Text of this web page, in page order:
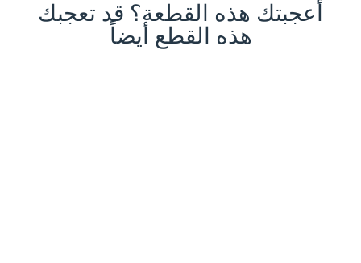
أعجبتك هذه القطعة؟ قد تعجبك
هذه القطع أيضاً